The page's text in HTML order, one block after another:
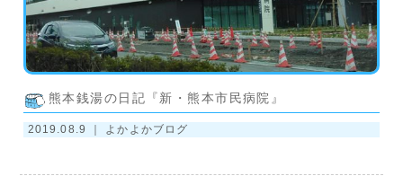
熊本銭湯の日記『新・熊本市民病院』
2019.08.9 ｜ よかよかブログ